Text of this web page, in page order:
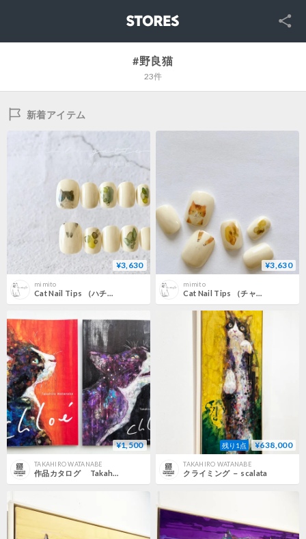
SNS
#野良猫
23件
新着アイテム
¥3,630
mimito
Cat Nail Tips （ハチワレグレー）
¥3,630
mimito
Cat Nail Tips （チャシロ）
¥1,500
TAKAHIRO WATANABE
作品カタログ Takahiro Watanabe Chloé
残り1点 ¥638,000
TAKAHIRO WATANABE
クライミング － scalata